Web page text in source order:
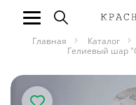
Главная Каталог
Гелиевый шар